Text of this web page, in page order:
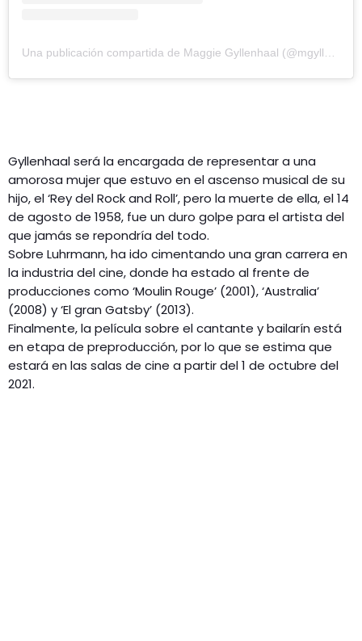
Gyllenhaal será la encargada de representar a una
amorosa mujer que estuvo en el ascenso musical de su
hijo, el ‘Rey del Rock and Roll’, pero la muerte de ella, el 14
de agosto de 1958, fue un duro golpe para el artista del
que jamás se repondría del todo.
Sobre Luhrmann, ha ido cimentando una gran carrera en
la industria del cine, donde ha estado al frente de
producciones como ‘Moulin Rouge’ (2001), ‘Australia’
(2008) y ‘El gran Gatsby’ (2013).
Finalmente, la película sobre el cantante y bailarín está
en etapa de preproducción, por lo que se estima que
estará en las salas de cine a partir del 1 de octubre del
2021.